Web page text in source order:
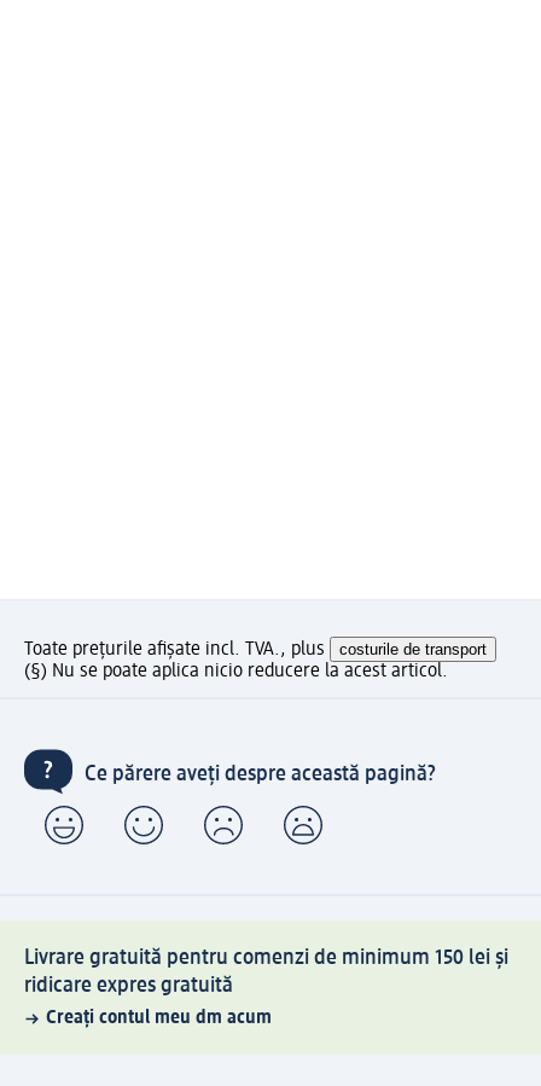
Toate prețurile afișate incl. TVA., plus costurile de transport
(§) Nu se poate aplica nicio reducere la acest articol.
Ce părere aveți despre această pagină?
Livrare gratuită pentru comenzi de minimum 150 lei și
ridicare expres gratuită
Creați contul meu dm acum